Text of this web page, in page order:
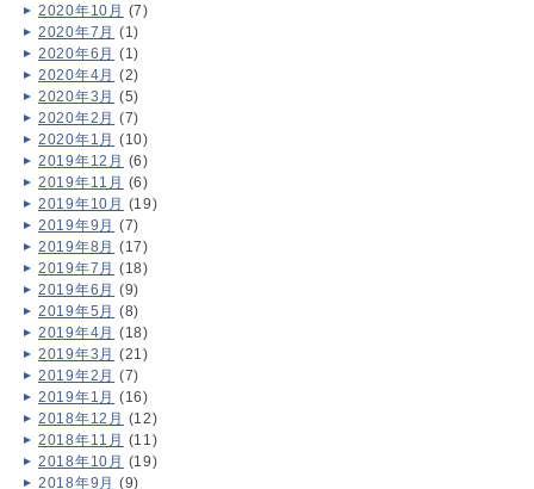
2020年10月 (7)
2020年7月 (1)
2020年6月 (1)
2020年4月 (2)
2020年3月 (5)
2020年2月 (7)
2020年1月 (10)
2019年12月 (6)
2019年11月 (6)
2019年10月 (19)
2019年9月 (7)
2019年8月 (17)
2019年7月 (18)
2019年6月 (9)
2019年5月 (8)
2019年4月 (18)
2019年3月 (21)
2019年2月 (7)
2019年1月 (16)
2018年12月 (12)
2018年11月 (11)
2018年10月 (19)
2018年9月 (9)